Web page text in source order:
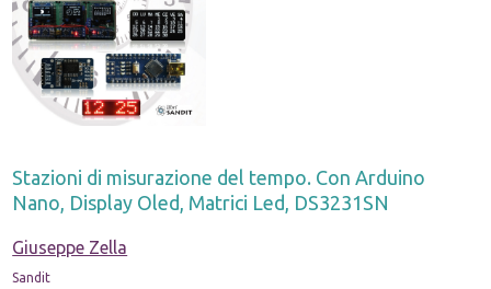
Stazioni di misurazione del tempo. Con Arduino
Nano, Display Oled, Matrici Led, DS3231SN
Giuseppe Zella
Sandit